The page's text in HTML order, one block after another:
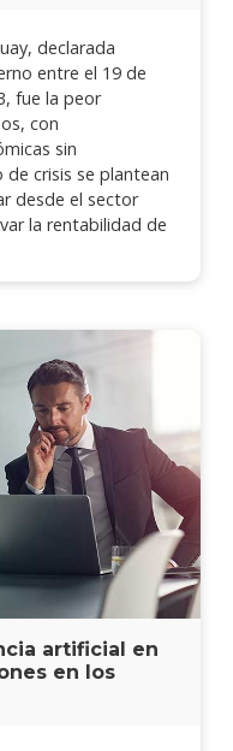
declarada
entre el 19 de
fue la peor
con
sin
de crisis se plantean
desde el sector
la rentabilidad de
artificial en
en los